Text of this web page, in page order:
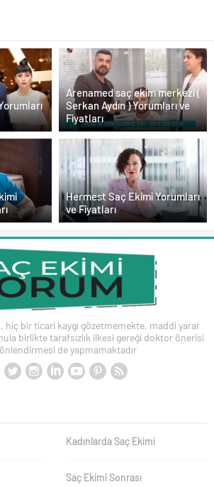
Arenamed saç ekim merkezi (
Serkan Aydın ) Yorumları ve
Fiyatları
Hermest Saç Ekimi Yorumları
ve Fiyatları
bir ticari kaygı gözetmemekte, maddi yarar
birlikte tarafsızlık ilkesi gereği doktor önerisi
de yapmamaktadır
Kadınlarda Saç Ekimi
Saç Ekimi Sonrası